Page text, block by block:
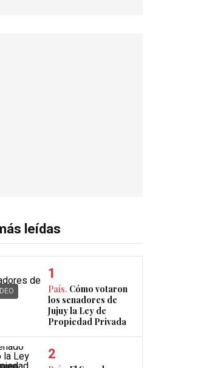
leídas
País. Cómo votaron
los senadores de
Jujuy la Ley de
Propiedad Privada